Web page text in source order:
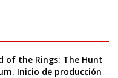
of the Rings: The Hunt
Inicio de producción